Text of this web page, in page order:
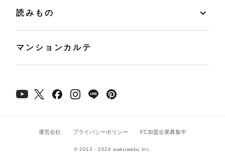
読みもの
マンションカルテ
© 2013 - 2026 wakuwaku Inc.
運営会社 プライバシーポリシー FC加盟企業募集中